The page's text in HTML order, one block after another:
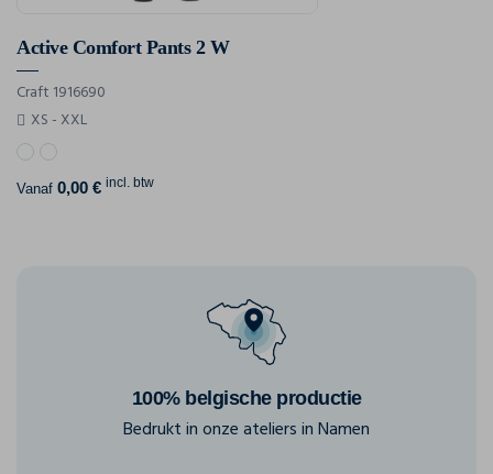
Active Comfort Pants 2 W
Craft 1916690
XS - XXL
Vanaf 0,00 € incl. btw
100% belgische productie
Bedrukt in onze ateliers in Namen